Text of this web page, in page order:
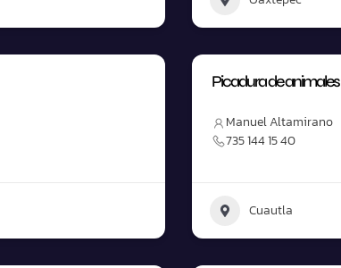
Picadura de animales
Manuel Altamirano
735 144 15 40
Cuautla